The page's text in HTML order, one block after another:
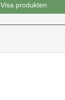
Visa produkten